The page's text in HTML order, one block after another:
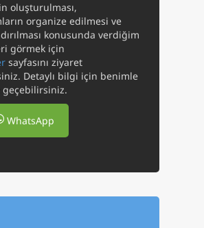
oluşturulması,
organize edilmesi ve
konusunda verdiğim
görmek için
sayfasını ziyaret
Detaylı bilgi için benimle
WhatsApp